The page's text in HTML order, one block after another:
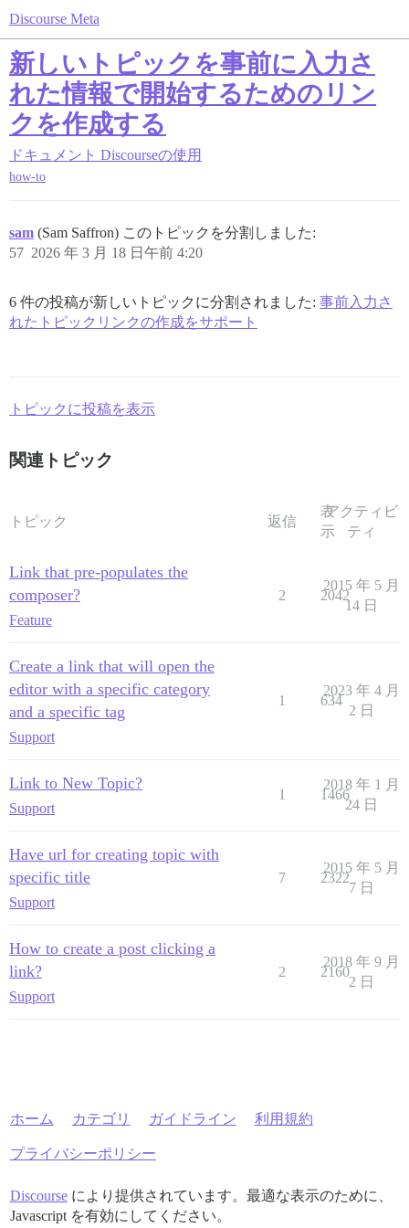
Discourse Meta
新しいトピックを事前に入力さ
れた情報で開始するためのリン
クを作成する
ドキュメント Discourseの使用
how-to
sam (Sam Saffron) このトピックを分割しました:
2026 年 3 月 18 日午前 4:20
57
6 件の投稿が新しいトピックに分割されました: 事前入力さ
れたトピックリンクの作成をサポート
トピックに投稿を表示
関連トピック
トピック 返信
表
示
アクティビ
ティ
Link that pre-populates the
composer?
Feature
2 2042
2015 年 5 月
14 日
Create a link that will open the
editor with a specific category
and a specific tag
Support
1 634
2023 年 4 月
2 日
Link to New Topic?
Support
1 1466
2018 年 1 月
24 日
Have url for creating topic with
specific title
Support
7 2322
2015 年 5 月
7 日
How to create a post clicking a
link?
Support
2 2160
2018 年 9 月
2 日
ホーム カテゴリ ガイドライン 利用規約
プライバシーポリシー
Discourseにより提供されています。最適な表示のために、
Javascript を有効にしてください。